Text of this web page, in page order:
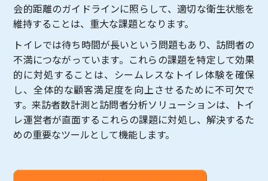
会的距離のガイドラインに照らして、適切な衛生状態を
維持することは、重大な課題となります。
トイレでは待ち時間が長いという問題もあり、訪問者の
不満につながっています。これらの課題を特定して効果
的に対処することは、シームレスなトイレ体験を確保
し、全体的な顧客満足度を向上させるために不可欠で
す。来訪者数計測と訪問者分析ソリューションは、トイ
レ運営者が直面するこれらの課題に対処し、解決するた
めの重要なツールとして機能します。